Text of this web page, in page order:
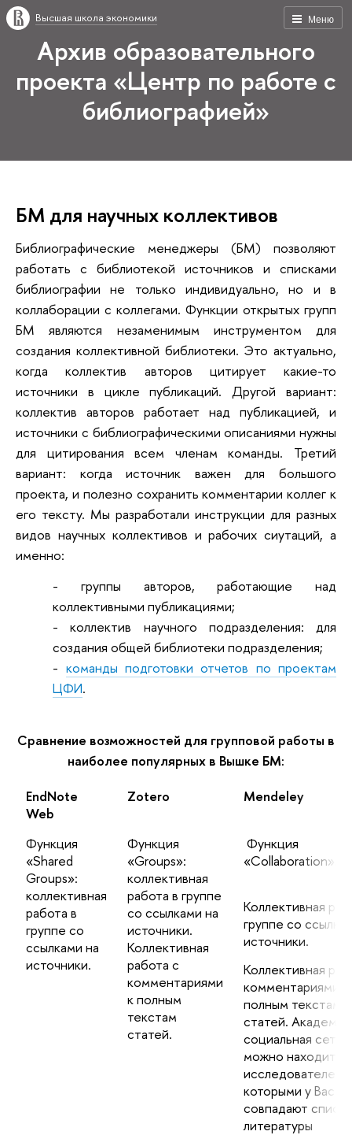
Меню
Высшая школа экономики
Архив образовательного
проекта «Центр по работе с
библиографией»
БМ для научных коллективов
Библиографические менеджеры (БМ) позволяют
работать с библиотекой источников и списками
библиографии не только индивидуально, но и в
коллаборации с коллегами. Функции открытых групп
БМ являются незаменимым инструментом для
создания коллективной библиотеки. Это актуально,
когда коллектив авторов цитирует какие-то
источники в цикле публикаций. Другой вариант:
коллектив авторов работает над публикацией, и
источники с библиографическими описаниями нужны
для цитирования всем членам команды. Третий
вариант: когда источник важен для большого
проекта, и полезно сохранить комментарии коллег к
его тексту. Мы разработали инструкции для разных
видов научных коллективов и рабочих сиутаций, а
именно:
- группы авторов, работающие над
коллективными публикациями;
- коллектив научного подразделения: для
создания общей библиотеки подразделения;
- команды подготовки отчетов по проектам
ЦФИ.
Сравнение возможностей для групповой работы в
наиболее популярных в Вышке БМ:
EndNote
Web
Zotero Mendeley
Функция
«Shared
Groups»:
коллективная
работа в
группе со
ссылками на
источники.
Функция
«Groups»:
коллективная
работа в группе
со ссылками на
источники.
Коллективная
работа с
комментариями
к полным
текстам
статей.
Функция
«Collaboration».
Коллективная
группе со
источники.
Коллективная
комментариями к
полным текстам
статей.
социальная сеть:
можно находить
исследователей,
которыми у Вас
совпадают списки
литературы